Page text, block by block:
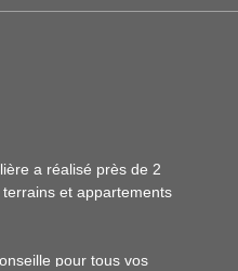
a réalisé près de 2
et appartements
pour tous vos